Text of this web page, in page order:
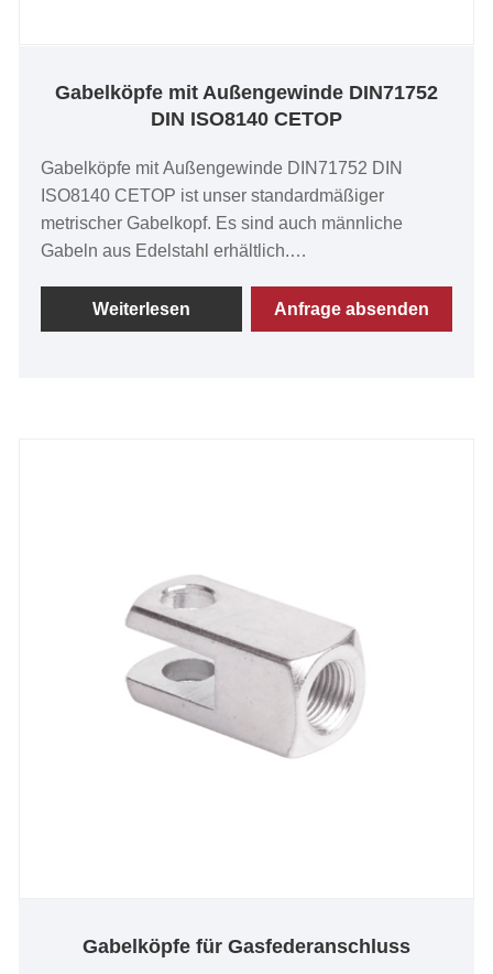
Gabelköpfe mit Außengewinde DIN71752
DIN ISO8140 CETOP
Gabelköpfe mit Außengewinde DIN71752 DIN
ISO8140 CETOP ist unser standardmäßiger
metrischer Gabelkopf. Es sind auch männliche
Gabeln aus Edelstahl erhältlich.
Klappfederbolzen, Stiften und Clips montiert werden.
Weiterlesen Anfrage absenden
Gabelköpfe für Gasfederanschluss